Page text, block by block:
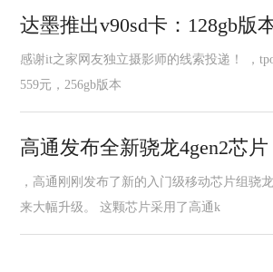
达墨推出v90sd卡：128gb版
感谢it之家网友独立摄影师的线索投递！ ，
559元，256gb版本
高通发布全新骁龙4gen2芯
，高通刚刚发布了新的入门级移动芯片组骁
来大幅升级。 这颗芯片采用了高通k